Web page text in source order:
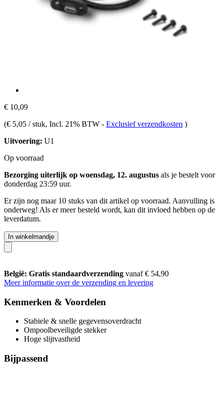
€ 10,09
(€ 5,05 / stuk, Incl. 21% BTW - Exclusief verzendkosten )
Uitvoering: U1
Op voorraad
Bezorging uiterlijk op woensdag, 12. augustus als je bestelt voor
donderdag 23:59 uur.
Er zijn nog maar 10 stuks van dit artikel op voorraad. Aanvulling is
onderweg! Als er meer besteld wordt, kan dit invloed hebben op de
leverdatum.
In winkelmandje
België: Gratis standaardverzending vanaf € 54,90
Meer informatie over de verzending en levering
Kenmerken & Voordelen
Stabiele & snelle gegevensoverdracht
Ompoolbeveiligde stekker
Hoge slijtvastheid
Bijpassend